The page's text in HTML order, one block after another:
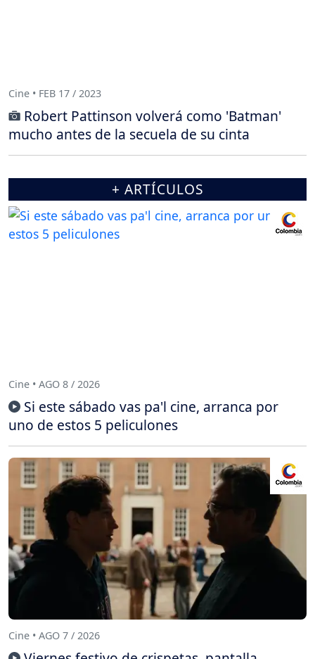
Cine • FEB 17 / 2023
Robert Pattinson volverá como 'Batman'
mucho antes de la secuela de su cinta
+ ARTÍCULOS
Cine • AGO 8 / 2026
Si este sábado vas pa'l cine, arranca por
uno de estos 5 peliculones
Cine • AGO 7 / 2026